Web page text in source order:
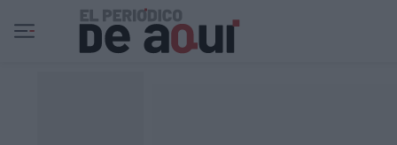
Ir al contenido principal